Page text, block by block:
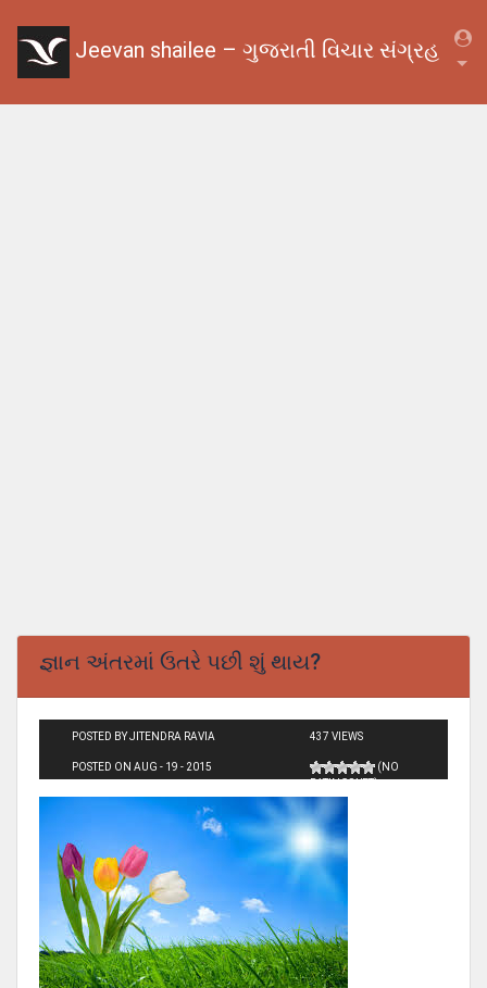
Jeevan shailee – ગુજરાતી વિચાર સંગ્રહ
જ્ઞાન અંતરમાં ઉતરે પછી શું થાય?
POSTED BY JITENDRA RAVIA
POSTED ON AUG - 19 - 2015
437 VIEWS
(NO
RATINGS YET)